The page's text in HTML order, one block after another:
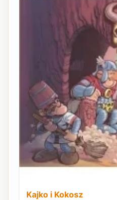
Kajko i Kokosz